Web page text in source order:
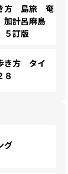
方 島旅 奄
計呂麻島
５訂版
き方 タイ
８
グ